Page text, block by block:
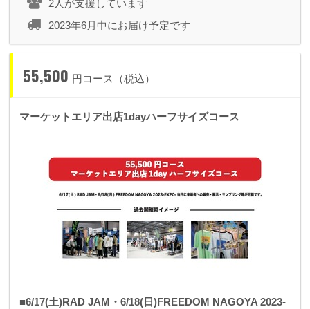
2人が支援しています
2023年6月中にお届け予定です
55,500 円コース（税込）
マーケットエリア出店1dayハーフサイズコース
■6/17(土)RAD JAM・6/18(日)FREEDOM NAGOYA 2023-